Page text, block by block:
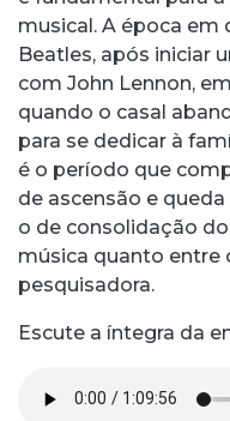
musical. A época em
Beatles, após iniciar
com John Lennon,
quando o casal
para se dedicar à
é o período que
de ascensão e
o de consolidação
música quanto entre
pesquisadora.
Escute a íntegra da